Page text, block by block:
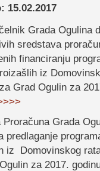
15.02.2017
Grada Ogulina
sredstava
financiranju
iz
Grad Ogulin za
Proračuna Grada
predlaganje
iz Domovinskog
za 2017.